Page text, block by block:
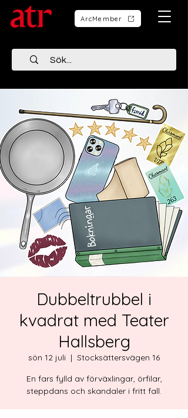
ArcMember
Dubbeltrubbel i
kvadrat med Teater
Hallsberg
sön 12 juli
  |
Stocksättersvägen 16
En fars fylld av förväxlingar, örfilar,
steppdans och skandaler i fritt fall.